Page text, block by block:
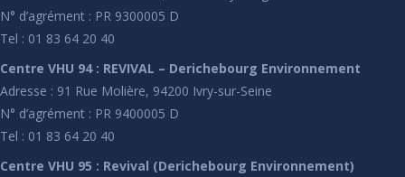
N° d’agrément : PR 9300005 D
Tel : 01 83 64 20 40
Centre VHU 94 : REVIVAL – Derichebourg Environnement
Adresse : 91 Rue Molière, 94200 Ivry-sur-Seine
N° d’agrément : PR 9400005 D
Tel : 01 83 64 20 40
Centre VHU 95 : Revival (Derichebourg Environnement)